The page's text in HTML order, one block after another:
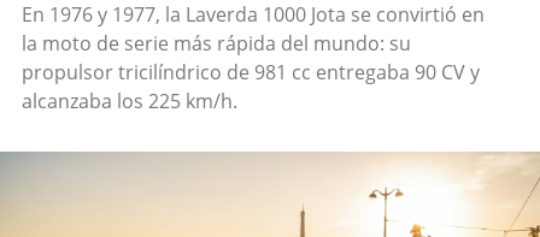
En 1976 y 1977, la Laverda 1000 Jota se convirtió en
la moto de serie más rápida del mundo: su
propulsor tricilíndrico de 981 cc entregaba 90 CV y
alcanzaba los 225 km/h.